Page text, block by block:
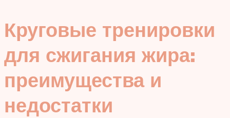
Круговые тренировки
для сжигания жира:
преимущества и
недостатки